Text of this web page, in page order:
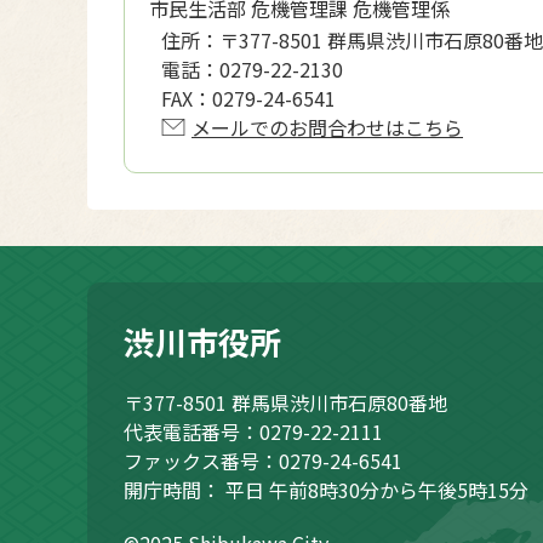
市民生活部 危機管理課 危機管理係
住所： 〒377-8501 群馬県渋川市石原80番地
電話： 0279-22-2130
FAX： 0279-24-6541
メールでのお問合わせはこちら
渋川市役所
〒377-8501 群馬県渋川市石原80番地
代表電話番号：0279-22-2111
ファックス番号：0279-24-6541
開庁時間： 平日 午前8時30分から午後5時15分